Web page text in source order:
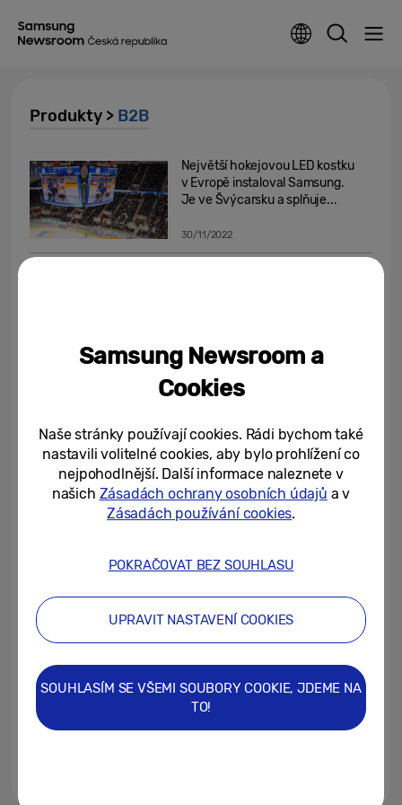
Produkty > B2B
Největší hokejovou LED kostku
v Evropě instaloval Samsung.
Je ve Švýcarsku a splňuje...
30/11/2022
Bezpečný a odolný, stvořený
pro moderní firmy: Seznamte se
29/06/2022
Samsung rozšiřuje profesionální
řadu monitorů ViewFinity o další
model
nemá v Česku obdoby. Největší
LED stěny na trhu dodal...
S notebooky nové řady
Samsung Galaxy Book2 Pro
můžete pracovat kdekoli a cítit...
Samsung Newsroom a
Cookies
Naše stránky používají cookies. Rádi bychom také
nastavili volitelné cookies, aby bylo prohlížení co
nejpohodlnější. Další informace naleznete v
našich Zásadách ochrany osobních údajů a v
Zásadách používání cookies.
POKRAČOVAT BEZ SOUHLASU
UPRAVIT NASTAVENÍ COOKIES
SOUHLASÍM SE VŠEMI SOUBORY COOKIE, JDEME NA
TO!